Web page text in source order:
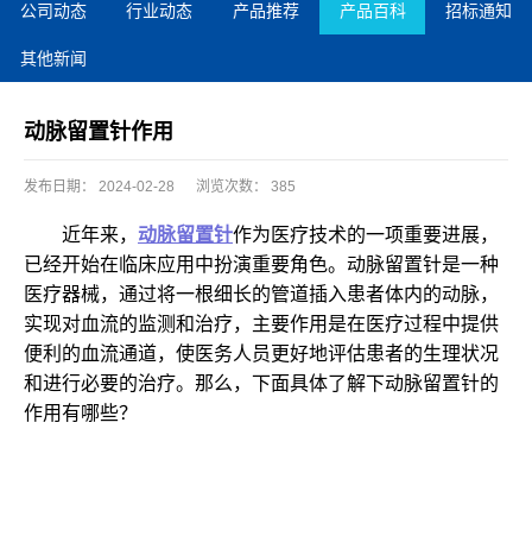
公司动态 行业动态 产品推荐 产品百科 招标通知
其他新闻
动脉留置针作用
发布日期： 2024-02-28 浏览次数： 385
近年来， 动脉留置针作为医疗技术的一项重要进展，
已经开始在临床应用中扮演重要角色。动脉留置针是一种
医疗器械，通过将一根细长的管道插入患者体内的动脉，
实现对血流的监测和治疗，主要作用是在医疗过程中提供
便利的血流通道，使医务人员更好地评估患者的生理状况
和进行必要的治疗。那么，下面具体了解下动脉留置针的
作用有哪些？